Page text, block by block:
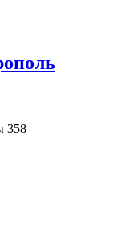
358